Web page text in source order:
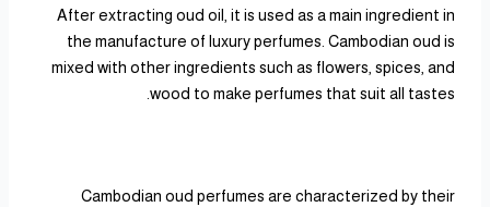
After extracting oud oil, it is used as a main ingredient in
the manufacture of luxury perfumes. Cambodian oud is
mixed with other ingredients such as flowers, spices, and
wood to make perfumes that suit all tastes.
Cambodian oud perfumes are characterized by their